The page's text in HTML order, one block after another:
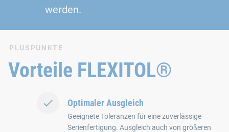
werden.
PLUSPUNKTE
Vorteile FLEXITOL®
Optimaler Ausgleich
Geeignete Toleranzen für eine zuverlässige
Serienfertigung. Ausgleich auch von größeren